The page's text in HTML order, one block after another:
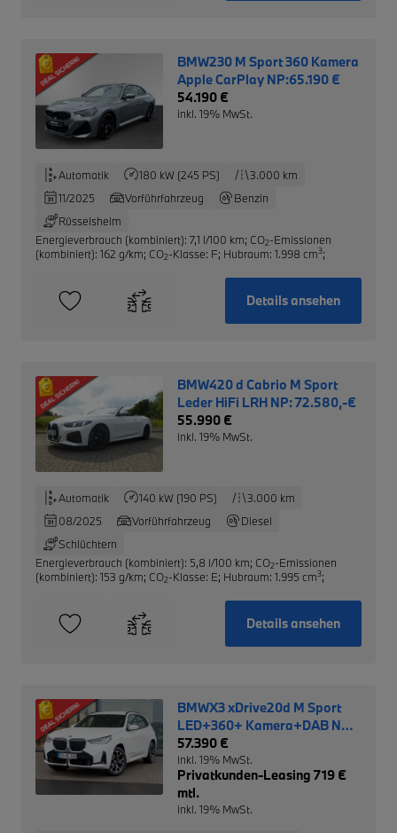
BMW230 M Sport 360 Kamera
Apple CarPlay NP:65.190 €
54.190 €
inkl. 19% MwSt.
Automatik 180 kW (245 PS)
3.000 km
11/2025
Vorführfahrzeug
Benzin
Rüsselsheim
Energieverbrauch (kombiniert): 7,1 l/100 km; CO2-Emissionen
(kombiniert): 162 g/km; CO2-Klasse: F; Hubraum: 1.998 cm3;
Details ansehen
BMW420 d Cabrio M Sport
Leder HiFi LRH NP: 72.580,-€
55.990 €
inkl. 19% MwSt.
Automatik 140 kW (190 PS)
3.000 km
08/2025
Vorführfahrzeug
Diesel
Schlüchtern
Energieverbrauch (kombiniert): 5,8 l/100 km; CO2-Emissionen
(kombiniert): 153 g/km; CO2-Klasse: E; Hubraum: 1.995 cm3;
Details ansehen
BMWX3 xDrive20d M Sport
LED+360+ Kamera+DAB NP:
70.420,- €
57.390 €
inkl. 19% MwSt.
Privatkunden-Leasing 719 €
mtl.
inkl. 19% MwSt.